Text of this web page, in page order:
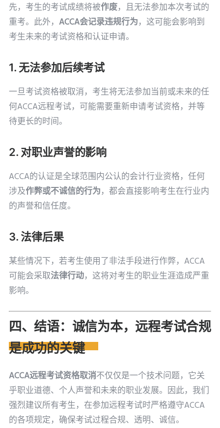
先，考生的考试成绩将被作废，且无法参加本次考试的
重考。此外， ACCA会记录违规行为，这可能会影响到
考生未来的考试资格和认证申请。
1. 无法参加后续考试
一旦考试资格被取消，考生将无法参加当前或未来的任
何ACCA远程考试，可能需要重新申请考试资格，并等
待更长的时间。
2. 对职业声誉的影响
ACCA的认证是全球范围内公认的会计行业资格，任何
涉及作弊或不诚信的行为，都会直接影响考生在行业内
的声誉和信任度。
3. 法律后果
某些情况下，若考生使用了非法手段进行作弊，ACCA
可能会采取法律行动，这将对考生的职业生涯造成严重
影响。
四、结语：诚信为本，远程考试合规
是成功的关键
ACCA远程考试资格取消不仅仅是一个技术问题，它关
乎职业道德、个人声誉和未来的职业发展。因此，我们
强烈建议所有考生，在参加远程考试时严格遵守ACCA
的各项规定，确保考试过程合规、透明、诚信。